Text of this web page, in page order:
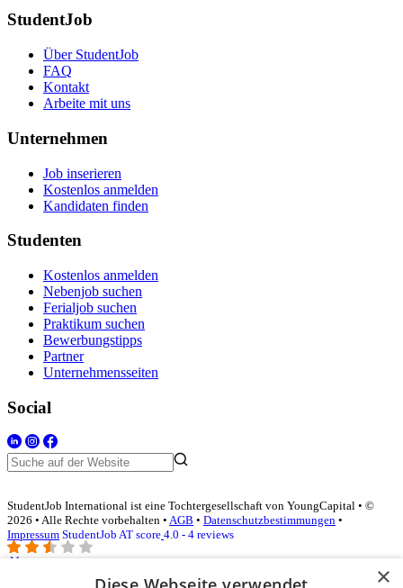
StudentJob
Über StudentJob
FAQ
Kontakt
Arbeite mit uns
Unternehmen
Job inserieren
Kostenlos anmelden
Kandidaten finden
Studenten
Kostenlos anmelden
Nebenjob suchen
Ferialjob suchen
Praktikum suchen
Bewerbungstipps
Partner
Unternehmensseiten
Social
StudentJob International ist eine Tochtergesellschaft von YoungCapital • ©
2026 • Alle Rechte vorbehalten • AGB • Datenschutzbestimmungen •
Impressum StudentJob AT score 4.0 - 4 reviews
×